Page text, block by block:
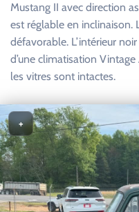
Mustang II avec direction
est réglable en inclinaison.
défavorable. L’intérieur
d’une climatisation
les vitres sont intactes.
+